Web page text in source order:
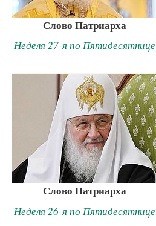
Слово Патриарха
Неделя 27-я по Пятидесятнице
Слово Патриарха
Неделя 26-я по Пятидесятнице